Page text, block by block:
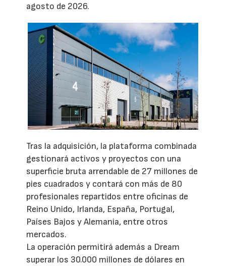
agosto de 2026.
Tras la adquisición, la plataforma combinada
gestionará activos y proyectos con una
superficie bruta arrendable de 27 millones de
pies cuadrados y contará con más de 80
profesionales repartidos entre oficinas de
Reino Unido, Irlanda, España, Portugal,
Países Bajos y Alemania, entre otros
mercados.
La operación permitirá además a Dream
superar los 30.000 millones de dólares en